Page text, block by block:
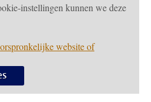
instellingen kunnen we deze
website of